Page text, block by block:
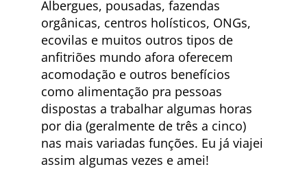
Albergues, pousadas, fazendas
orgânicas, centros holísticos, ONGs,
ecovilas e muitos outros tipos de
anfitriões mundo afora oferecem
acomodação e outros benefícios
como alimentação pra pessoas
dispostas a trabalhar algumas horas
por dia (geralmente de três a cinco)
nas mais variadas funções. Eu já viajei
assim algumas vezes e amei!